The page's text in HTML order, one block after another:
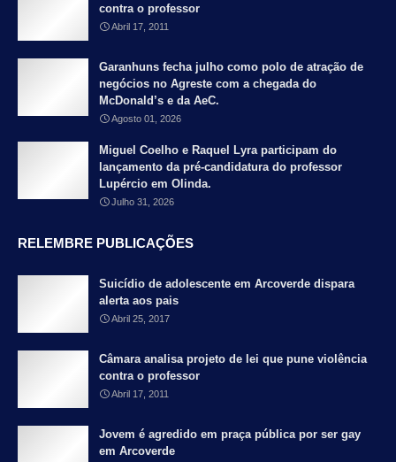
contra o professor
Abril 17, 2011
Garanhuns fecha julho como polo de atração de
negócios no Agreste com a chegada do
McDonald’s e da AeC.
Agosto 01, 2026
Miguel Coelho e Raquel Lyra participam do
lançamento da pré-candidatura do professor
Lupércio em Olinda.
Julho 31, 2026
RELEMBRE PUBLICAÇÕES
Suicídio de adolescente em Arcoverde dispara
alerta aos pais
Abril 25, 2017
Câmara analisa projeto de lei que pune violência
contra o professor
Abril 17, 2011
Jovem é agredido em praça pública por ser gay
em Arcoverde